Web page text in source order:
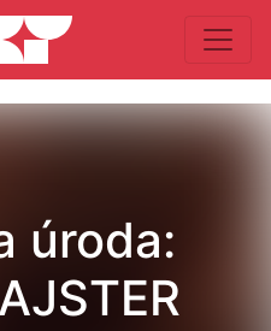
úroda: